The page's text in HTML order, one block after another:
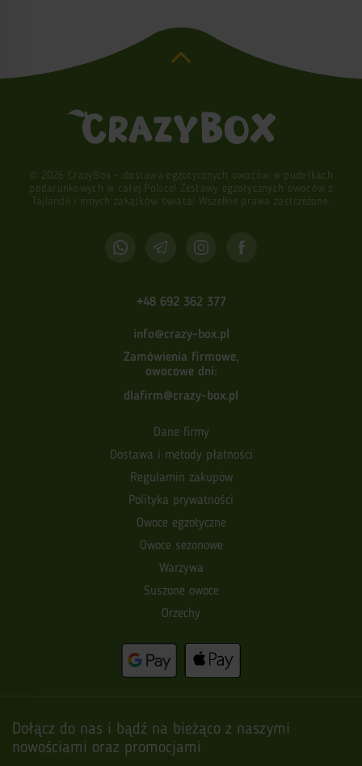
© 2026 CrazyBox - dostawa egzotycznych owoców w pudełkach
podarunkowych w całej Polsce! Zestawy egzotycznych owoców z
Tajlandii i innych zakątków świata! Wszelkie prawa zastrzeżone.
+48 692 362 377
info@crazy-box.pl
Zamówienia firmowe,
owocowe dni:
dlafirm@crazy-box.pl
Dane firmy
Dostawa i metody płatności
Regulamin zakupów
Polityka prywatności
Owoce egzotyczne
Owoce sezonowe
Warzywa
Suszone owoce
Orzechy
Dołącz do nas i bądź na bieżąco z naszymi
nowościami oraz promocjami